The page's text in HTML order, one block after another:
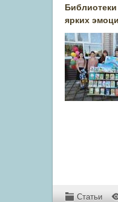
ярких
Статьи